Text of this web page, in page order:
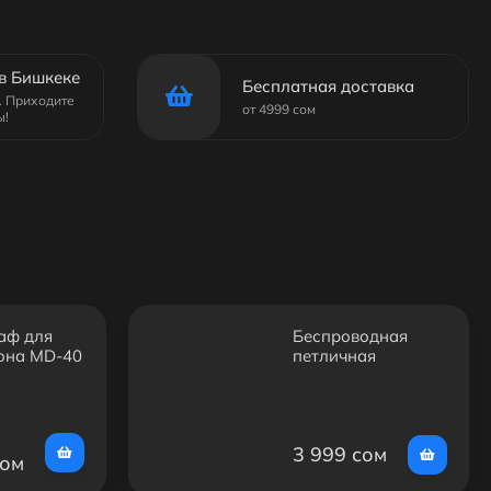
Бишкеке
Приходите
Бесплатная доставка
от 4999 сом
для
MD-40
Беспроводная
петличная
3 999 сом